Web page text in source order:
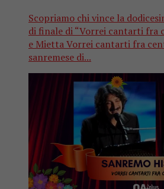
Scopriamo chi vince la
di finale di “Vorrei cantarti fra
e Mietta Vorrei cantarti fra
sanremese di...